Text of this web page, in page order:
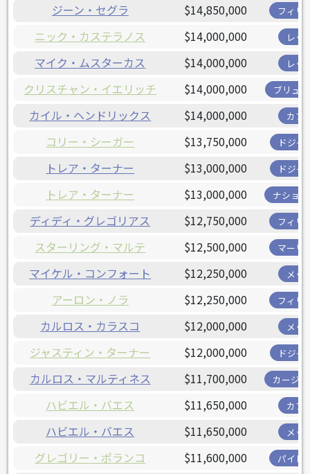
ジーン・セグラ $14,850,000 フィリ
ニック・カステラノス $14,000,000 レッ
マイク・ムスターカス $14,000,000 レッ
クリスチャン・イエリッチ $14,000,000 ブリュ
カイル・ヘンドリックス $14,000,000 カブ
コリー・シーガー $13,750,000 ドジャ
トレア・ターナー $13,000,000 ドジャ
トレア・ターナー $13,000,000 ナショ
ディディ・グレゴリアス $12,750,000 フィリ
スターリング・マルテ $12,500,000 マーリ
マイケル・コンフォート $12,250,000 メッ
アーロン・ノラ $12,250,000 フィリ
カルロス・カラスコ $12,000,000 メッ
ジャスティン・ターナー $12,000,000 ドジャ
カルロス・マルティネス $11,700,000 カージ
ハビエル・バエス $11,650,000 カブ
ハビエル・バエス $11,650,000 メッ
グレゴリー・ポランコ $11,600,000 パイレ